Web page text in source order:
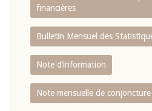
financières
Bulletin Mensuel des
Note d’information
Note mensuelle de conjoncture